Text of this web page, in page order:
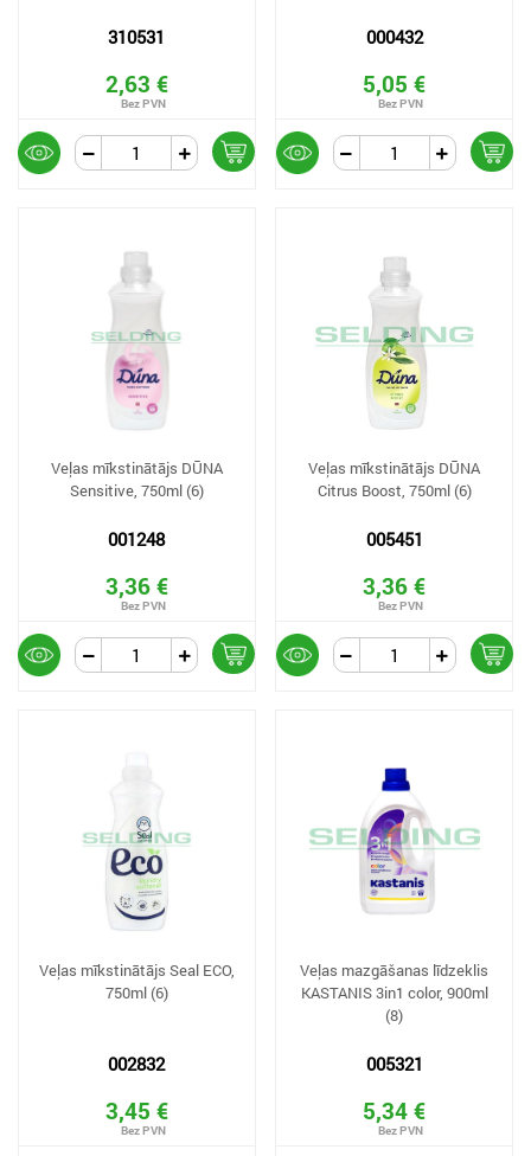
310531
2,63 €
000432
5,05 €
Veļas mīkstinātājs DŪNA
Sensitive, 750ml (6)
001248
3,36 €
Veļas mīkstinātājs DŪNA
Citrus Boost, 750ml (6)
005451
3,36 €
Veļas mīkstinātājs Seal ECO,
750ml (6)
002832
3,45 €
Veļas mazgāšanas līdzeklis
KASTANIS 3in1 color, 900ml
(8)
005321
5,34 €